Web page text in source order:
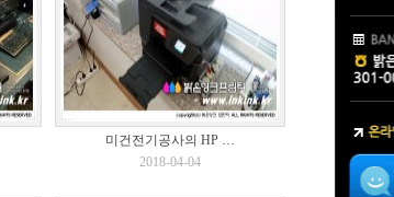
미건전기공사의 HP …
2018-04-04